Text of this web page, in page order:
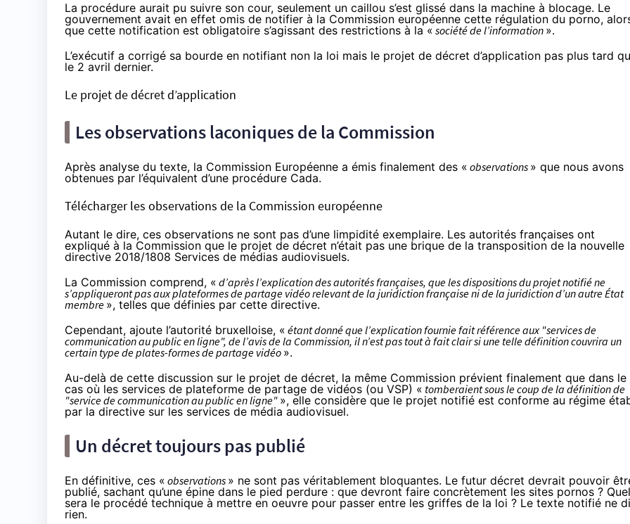
La procédure aurait pu suivre son cour, seulement un caillou s’est glissé dans la machine à blocage. Le
gouvernement avait en effet omis de notifier à la Commission européenne cette régulation du porno,
que cette notification est obligatoire s’agissant des restrictions à la « société de l’information ».
L’exécutif a corrigé sa bourde en notifiant non la loi mais le projet de décret d’application pas plus tard
le 2 avril dernier.
Le projet de décret d’application
Les observations laconiques de la Commission
Après analyse du texte, la Commission Européenne a émis finalement des « observations » que nous avons
obtenues par l’équivalent d’une procédure Cada.
Télécharger les observations de la Commission européenne
Autant le dire, ces observations ne sont pas d’une limpidité exemplaire. Les autorités françaises ont
expliqué à la Commission que le projet de décret n’était pas une brique de la transposition de la nouvelle
directive 2018/1808 Services de médias audiovisuels.
La Commission comprend, « d’après l’explication des autorités françaises, que les dispositions du projet notifié ne
s’appliqueront pas aux plateformes de partage vidéo relevant de la juridiction française ni de la juridiction d’un autre État
membre », telles que définies par cette directive.
Cependant, ajoute l’autorité bruxelloise, « étant donné que l’explication fournie fait référence aux "services de
communication au public en ligne", de l’avis de la Commission, il n’est pas tout à fait clair si une telle définition couvrira un
certain type de plates-formes de partage vidéo ».
Au-delà de cette discussion sur le projet de décret, la même Commission prévient finalement que dans le
cas où les services de plateforme de partage de vidéos (ou VSP) « tomberaient sous le coup de la définition de
"service de communication au public en ligne" », elle considère que le projet notifié est conforme au régime
par la directive sur les services de média audiovisuel.
Un décret toujours pas publié
En définitive, ces « observations » ne sont pas véritablement bloquantes. Le futur décret devrait pouvoir
publié, sachant qu’une épine dans le pied perdure : que devront faire concrètement les sites pornos ? Quel
sera le procédé technique à mettre en oeuvre pour passer entre les griffes de la loi ? Le texte notifié ne
rien.